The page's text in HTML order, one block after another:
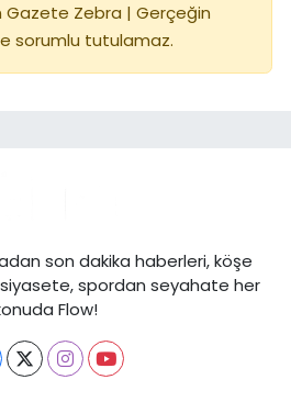
Gazete Zebra | Gerçeğin
sorumlu tutulamaz.
son dakika haberleri, köşe
siyasete, spordan seyahate her
Flow!